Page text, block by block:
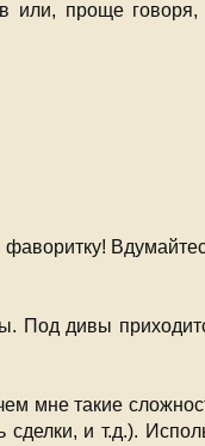
проще говоря,
Под дивы
мне такие
и т.д.).